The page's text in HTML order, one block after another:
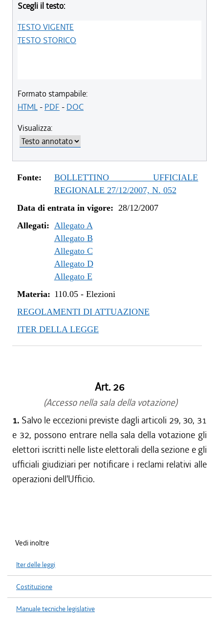
Scegli il testo:
TESTO VIGENTE
TESTO STORICO
Formato stampabile:
HTML- PDF - DOC
Visualizza:
Fonte:
BOLLETTINO UFFICIALE
REGIONALE 27/12/2007, N. 052
Data di entrata in vigore: 28/12/2007
Allegati: Allegato A
Allegato B
Allegato C
Allegato D
Allegato E
Materia: 110.05- Elezioni
REGOLAMENTI DI ATTUAZIONE
ITER DELLA LEGGE
Art. 26
(Accesso nella sala della votazione)
1. Salvo le eccezioni previste dagli articoli 29, 30, 31
e 32, possono entrare nella sala della votazione gli
elettori iscritti nelle liste elettorali della sezione e gli
ufficiali giudiziari per notificare i reclami relativi alle
operazioni dell'Ufficio.
Vedi inoltre
Iter delle leggi
Costituzione
Manuale tecniche legislative